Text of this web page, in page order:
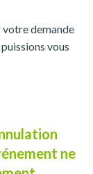
votre demande
vous
ne